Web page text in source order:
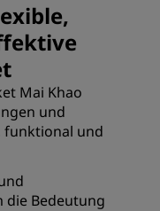
Mai Khao
und
funktional und
die Bedeutung